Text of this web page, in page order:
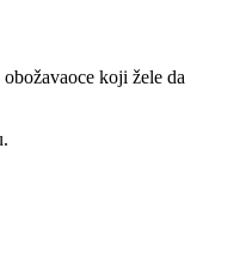
koji žele da